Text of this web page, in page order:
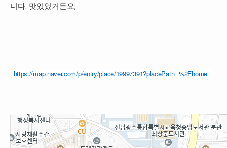
니다. 맛있었거든요;
https://map.naver.com/p/entry/place/19997391?placePath=%2Fhome